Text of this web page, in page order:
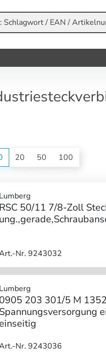
20 50 100
Lumberg
RSC 50/11 7/8-Zoll
Nr. 9243032
Lumberg
0905 203 301/5 M
Spannungsversorgung
einseitig
Nr. 9243036